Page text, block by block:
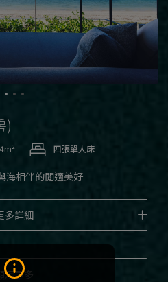
)
四張單人床
海相伴的閒適美好
多詳細
示更多